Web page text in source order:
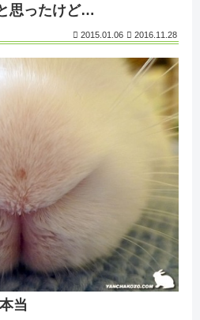
思ったけど…
2015.01.06 2016.11.28
当